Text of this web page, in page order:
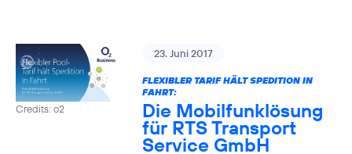
Credits: o2
23. Juni 2017
FLEXIBLER TARIF HÄLT SPEDITION IN
FAHRT:
Die Mobilfunklösung
für RTS Transport
Service GmbH